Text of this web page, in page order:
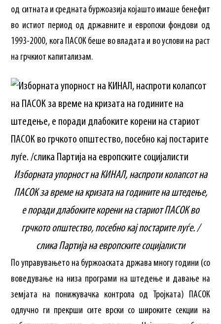
од ситната и средната буржоазија којашто имаше бенефит
во истиот период од државните и европски фондови од
1993-2000, кога ПАСОК беше во владата и во услови на раст
на грчкиот капитализам.
Изборната упорност на КИНАЛ, наспроти колапсот на
ПАСОК за време на кризата на годините на штедење,
е поради длабоките корени на стариот ПАСОК во
грчкото општество, посебно кај постарите луѓе. /
слика Партија на европските социјалисти
По управувањето на буржоаската држава многу години (со
воведување на низа програми на штедење и давање на
земјата на понижувачка контрола од Тројката) ПАСОК
одлучно ги прекрши сите врски со широките секции на